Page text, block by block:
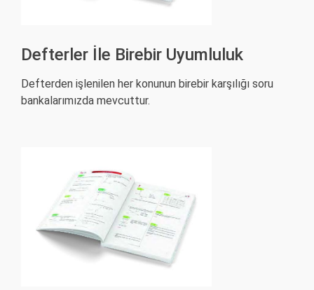
Defterler İle Birebir Uyumluluk
Defterden işlenilen her konunun birebir karşılığı soru
bankalarımızda mevcuttur.